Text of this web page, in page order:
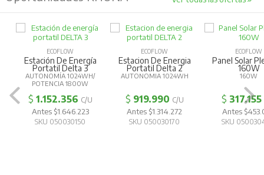
ECOFLOW
Estación De Energía
Portatil Delta 3
AUTONOMÍA 1024WH/
POTENCIA 1800W
$ 1.152.356 C/U
Antes $1.646.223
SKU 050030150
ECOFLOW
Estacion De Energia
Portatil Delta 2
AUTONOMIA 1024WH
$ 919.990 C/U
Antes $1.314.272
SKU 050030170
ECOFLOW
Panel Solar
160W
160W
$ 317.155
Antes
SKU